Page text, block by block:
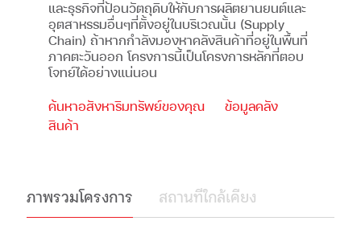
และธุรกิจที่ป้อนวัตถุดิบให้กับการผลิตยานยนต์และ
อุตสาหรรมอื่นๆที่ตั้งอยู่ในบริเวณนั้น (Supply
Chain) ถ้าหากกำลังมองหาคลังสินค้าที่อยู่ในพื้นที่
ภาคตะวันออก โครงการนี้เป็นโครงการหลักที่ตอบ
โจทย์ได้อย่างแน่นอน
ค้นหาอสังหาริมทรัพย์ของคุณ
ข้อมูลคลัง
สินค้า
ภาพรวมโครงการ สถานที่ใกล้เคียง